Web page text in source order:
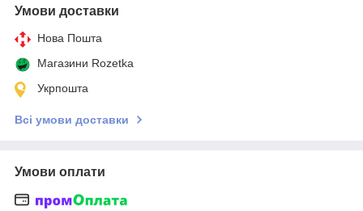
Умови доставки
Нова Пошта
Магазини Rozetka
Укрпошта
Всі умови доставки
Умови оплати